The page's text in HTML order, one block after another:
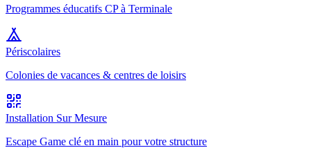
Programmes éducatifs CP à Terminale
Périscolaires
Colonies de vacances & centres de loisirs
Installation Sur Mesure
Escape Game clé en main pour votre structure